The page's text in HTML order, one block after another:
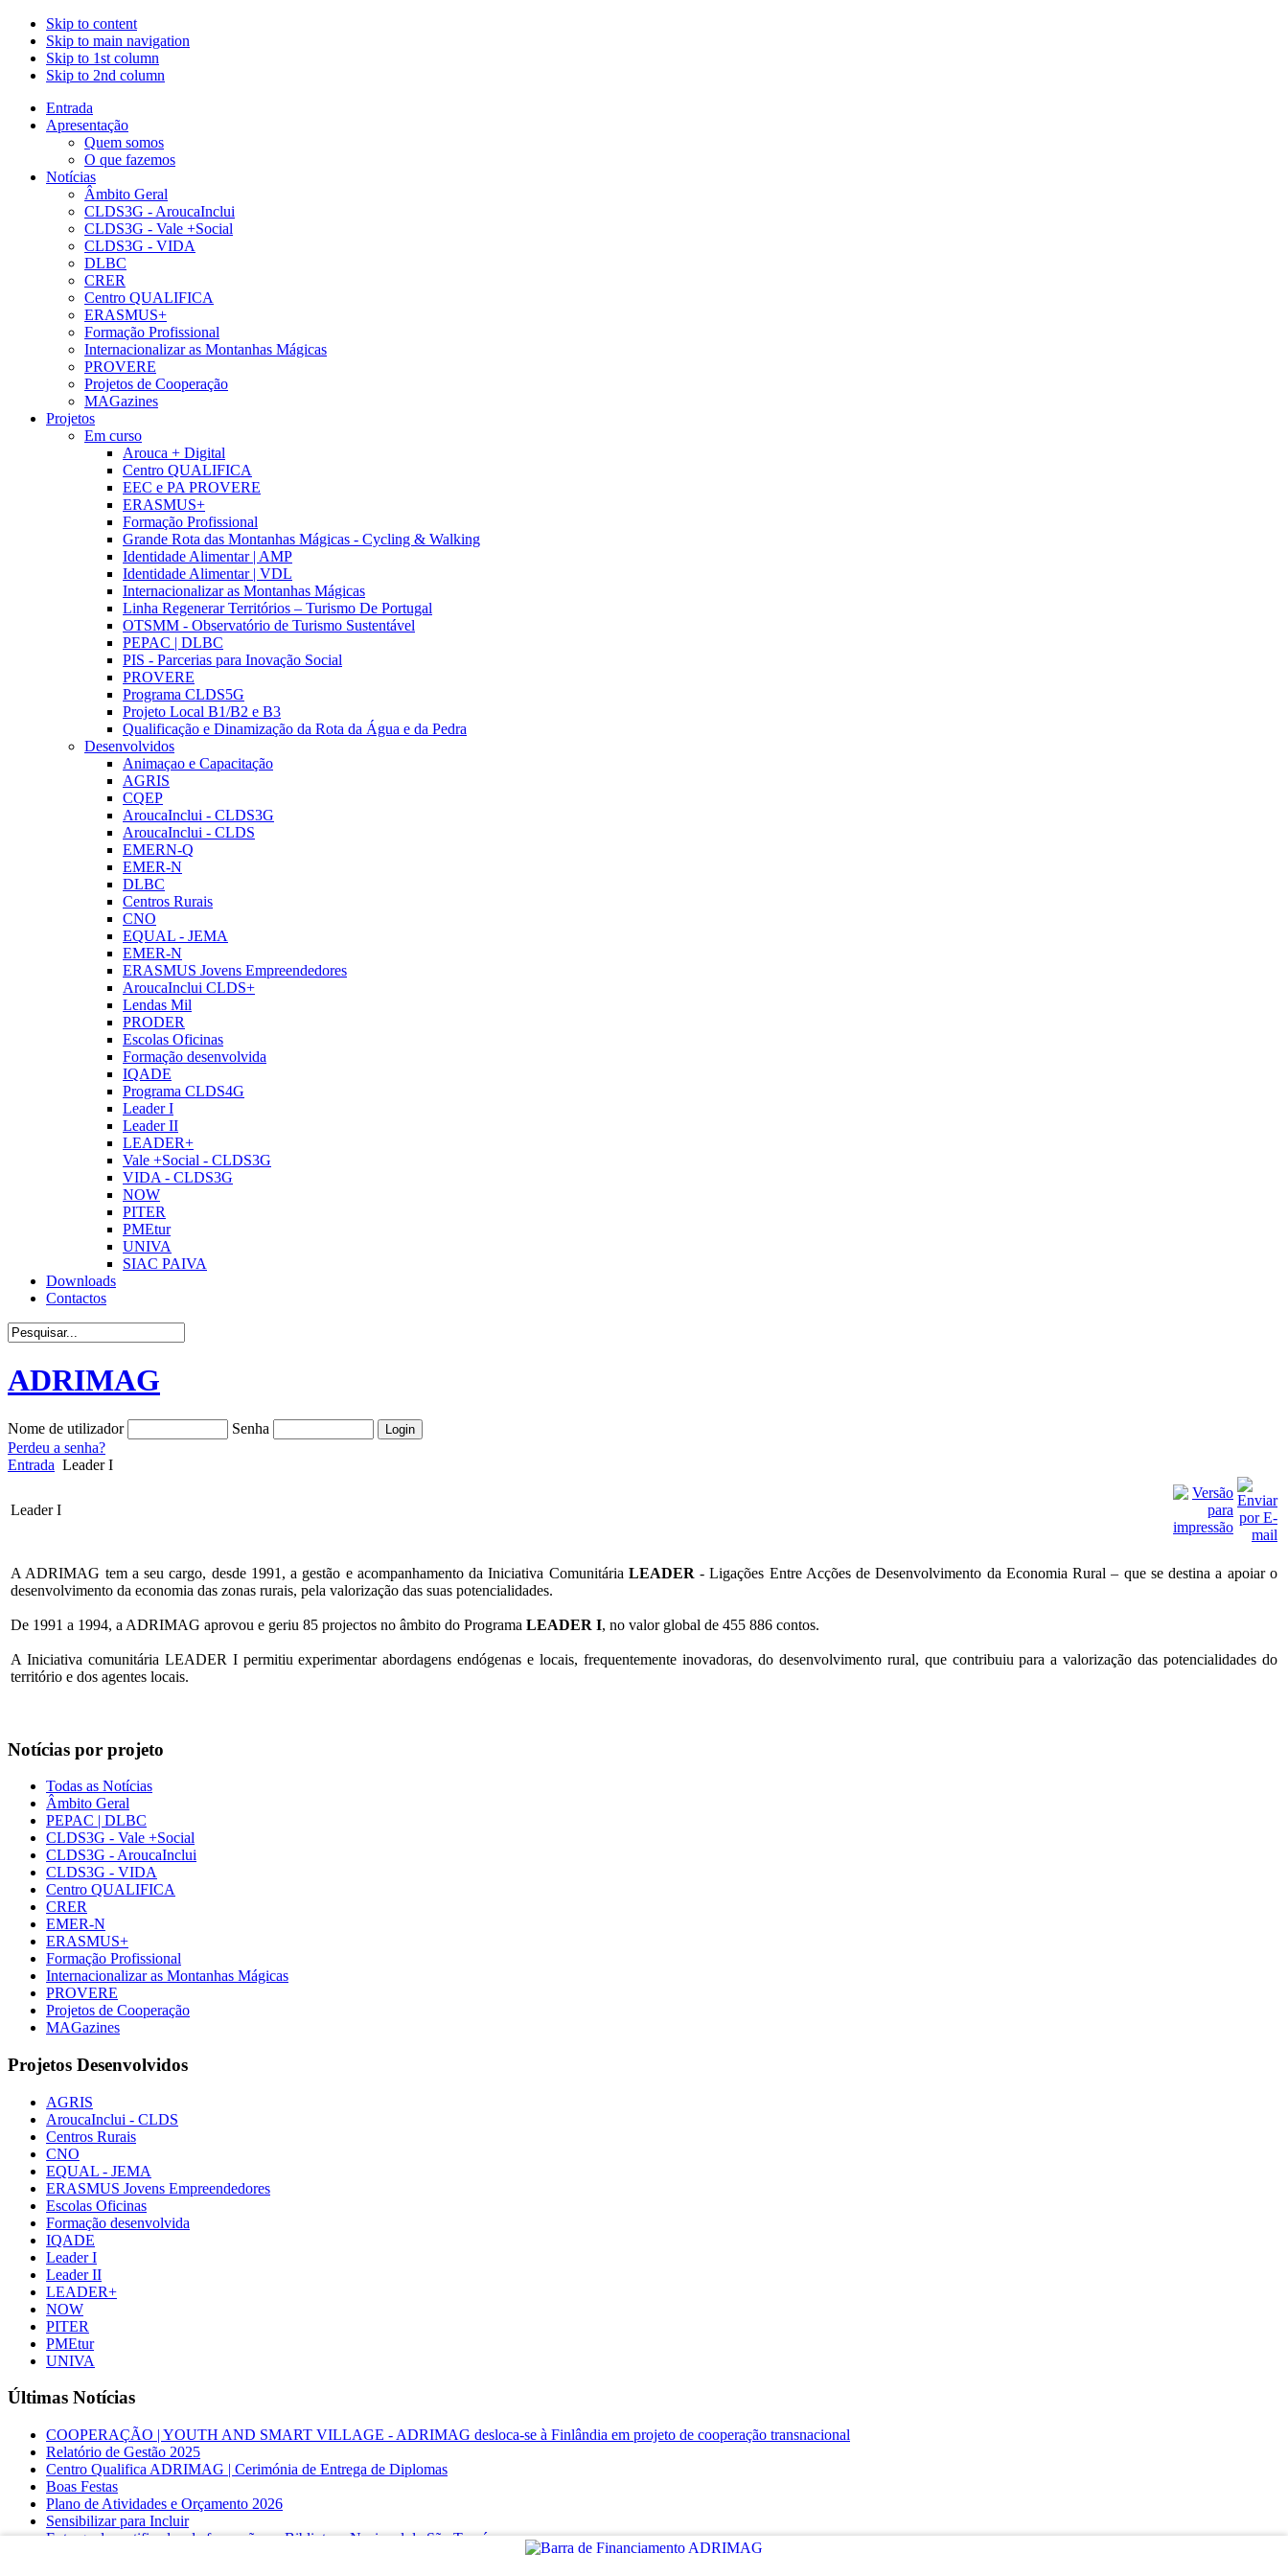
Skip to content
Skip to main navigation
Skip to 1st column
Skip to 2nd column
Entrada
Apresentação
Quem somos
O que fazemos
Notícias
Âmbito Geral
CLDS3G - AroucaInclui
CLDS3G - Vale +Social
CLDS3G - VIDA
DLBC
CRER
Centro QUALIFICA
ERASMUS+
Formação Profissional
Internacionalizar as Montanhas Mágicas
PROVERE
Projetos de Cooperação
MAGazines
Projetos
Em curso
Arouca + Digital
Centro QUALIFICA
EEC e PA PROVERE
ERASMUS+
Formação Profissional
Grande Rota das Montanhas Mágicas - Cycling & Walking
Identidade Alimentar | AMP
Identidade Alimentar | VDL
Internacionalizar as Montanhas Mágicas
Linha Regenerar Territórios – Turismo De Portugal
OTSMM - Observatório de Turismo Sustentável
PEPAC | DLBC
PIS - Parcerias para Inovação Social
PROVERE
Programa CLDS5G
Projeto Local B1/B2 e B3
Qualificação e Dinamização da Rota da Água e da Pedra
Desenvolvidos
Animaçao e Capacitação
AGRIS
CQEP
AroucaInclui - CLDS3G
AroucaInclui - CLDS
EMERN-Q
EMER-N
DLBC
Centros Rurais
CNO
EQUAL - JEMA
EMER-N
ERASMUS Jovens Empreendedores
AroucaInclui CLDS+
Lendas Mil
PRODER
Escolas Oficinas
Formação desenvolvida
IQADE
Programa CLDS4G
Leader I
Leader II
LEADER+
Vale +Social - CLDS3G
VIDA - CLDS3G
NOW
PITER
PMEtur
UNIVA
SIAC PAIVA
Downloads
Contactos
ADRIMAG
Nome de utilizador
Senha
Perdeu a senha?
Entrada Leader I
Leader I
A ADRIMAG tem a seu cargo, desde 1991, a gestão e acompanhamento da Iniciativa Comunitária LEADER - Ligações Entre Acções de Desenvolvimento da Economia Rural – que se destina a apoiar o
desenvolvimento da economia das zonas rurais, pela valorização das suas potencialidades.
De 1991 a 1994, a ADRIMAG aprovou e geriu 85 projectos no âmbito do Programa LEADER I, no valor global de 455 886 contos.
A Iniciativa comunitária LEADER I permitiu experimentar abordagens endógenas e locais, frequentemente inovadoras, do desenvolvimento rural, que contribuiu para a valorização das potencialidades do
território e dos agentes locais.
Notícias por projeto
Todas as Notícias
Âmbito Geral
PEPAC | DLBC
CLDS3G - Vale +Social
CLDS3G - AroucaInclui
CLDS3G - VIDA
Centro QUALIFICA
CRER
EMER-N
ERASMUS+
Formação Profissional
Internacionalizar as Montanhas Mágicas
PROVERE
Projetos de Cooperação
MAGazines
Projetos Desenvolvidos
AGRIS
AroucaInclui - CLDS
Centros Rurais
CNO
EQUAL - JEMA
ERASMUS Jovens Empreendedores
Escolas Oficinas
Formação desenvolvida
IQADE
Leader I
Leader II
LEADER+
NOW
PITER
PMEtur
UNIVA
Últimas Notícias
COOPERAÇÃO | YOUTH AND SMART VILLAGE - ADRIMAG desloca-se à Finlândia em projeto de cooperação transnacional
Relatório de Gestão 2025
Centro Qualifica ADRIMAG | Cerimónia de Entrega de Diplomas
Boas Festas
Plano de Atividades e Orçamento 2026
Sensibilizar para Incluir
Entrega de certificados de formação na Biblioteca Nacional de São Tomé